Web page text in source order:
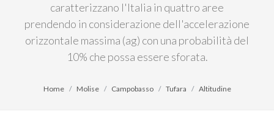
caratterizzano l'Italia in quattro aree
prendendo in considerazione dell'accelerazione
orizzontale massima (ag) con una probabilità del
10% che possa essere sforata.
Home Molise Campobasso Tufara Altitudine